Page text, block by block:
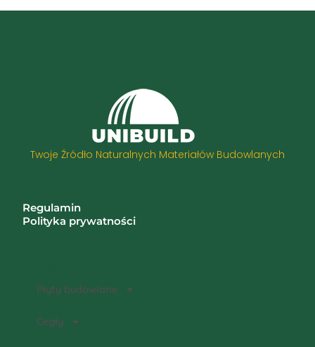
Twoje Źródło Naturalnych Materiałów Budowlanych
Płyty budowlane
Cegły
Regulamin
Polityka prywatności